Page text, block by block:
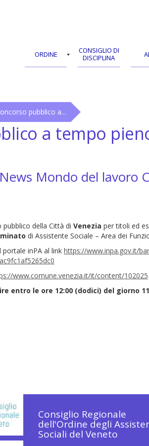
ORDINE
CONSIGLIO DI
DISCIPLINA
pubblico a...
a tempo
News Mondo del lavoro
pubblico della Città di Venezia per titoli ed
di Assistente Sociale – Area dei
portale inPA al link https://www.inpa.gov.it/
www.comune.venezia.it/it/content/102025
entro le ore 12:00 (dodici) del giorno
Consiglio Regionale
dell'Ordine degli
Sociali del Veneto